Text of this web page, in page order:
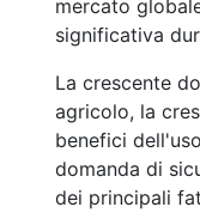
mercato
significativa
La crescente
agricolo, la
benefici
domanda di
dei principali